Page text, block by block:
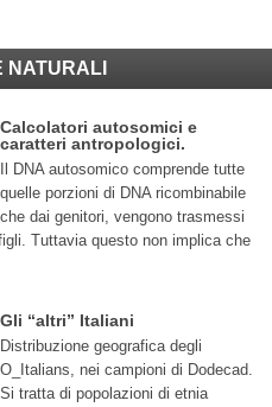
NATURALI
Calcolatori autosomici e
caratteri antropologici.
Il DNA autosomico comprende tutte
quelle porzioni di DNA ricombinabile
che dai genitori, vengono trasmessi
Tuttavia questo non implica che
Gli “altri” Italiani
Distribuzione geografica degli
O_Italians, nei campioni di Dodecad.
Si tratta di popolazioni di etnia